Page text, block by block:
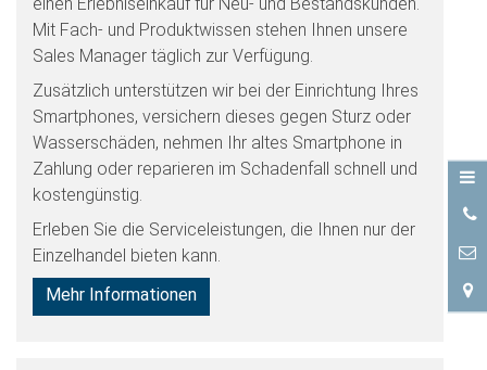
Mit Fach- und Produktwissen stehen Ihnen unsere
Sales Manager täglich zur Verfügung.
Zusätzlich unterstützen wir bei der Einrichtung Ihres
Smartphones, versichern dieses gegen Sturz oder
Wasserschäden, nehmen Ihr altes Smartphone in
Zahlung oder reparieren im Schadenfall schnell und
kostengünstig.
Erleben Sie die Serviceleistungen, die Ihnen nur der
Einzelhandel bieten kann.
Mehr Informationen